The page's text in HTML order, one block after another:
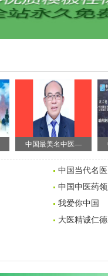
中国最美名中医—
中国当代名
中国中医药
我爱你中国
大医精诚仁